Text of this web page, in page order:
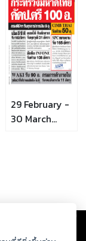
29 February -
30 March
ละเมิดสิทธิใน